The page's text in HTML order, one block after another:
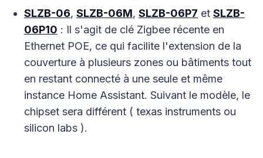
SLZB-06, SLZB-06M, SLZB-06P7 et SLZB-
06P10 : Il s'agit de clé Zigbee récente en
Ethernet POE, ce qui facilite l'extension de la
couverture à plusieurs zones ou bâtiments tout
en restant connecté à une seule et même
instance Home Assistant. Suivant le modèle, le
chipset sera différent ( texas instruments ou
silicon labs ).